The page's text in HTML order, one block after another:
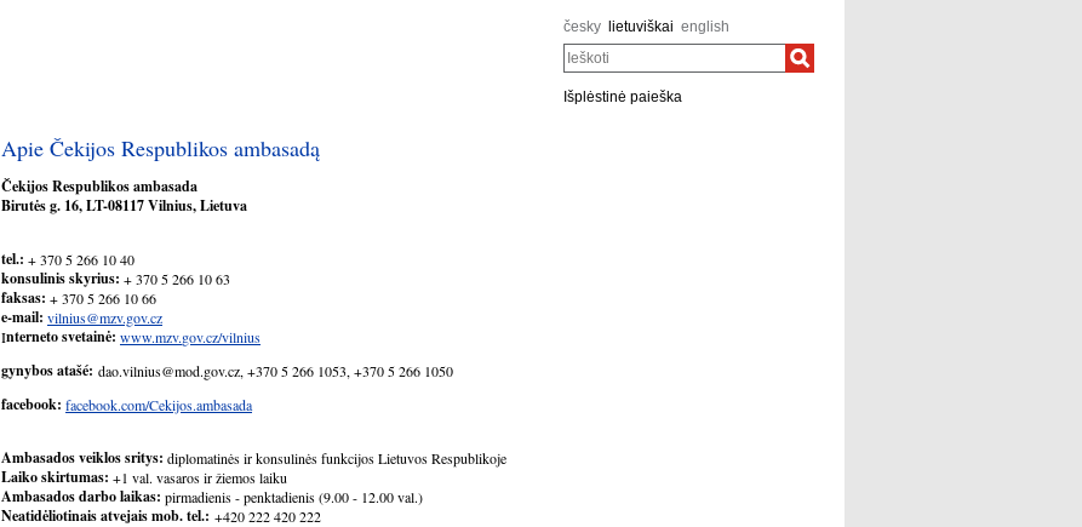
česky lietuviškai english
Ieškoti
Išplėstinė paieška
Apie Čekijos Respublikos ambasadą
Čekijos Respublikos ambasada
Birutės g. 16, LT-08117 Vilnius, Lietuva
tel.: + 370 5 266 10 40
konsulinis skyrius: + 370 5 266 10 63
faksas: + 370 5 266 10 66
e-mail: vilnius@mzv.gov.cz
Interneto svetainė: www.mzv.gov.cz/vilnius
gynybos atašé: dao.vilnius@mod.gov.cz, +370 5 266 1053, +370 5 266 1050
facebook: facebook.com/Cekijos.ambasada
Ambasados veiklos sritys: diplomatinės ir konsulinės funkcijos Lietuvos Respublikoje
Laiko skirtumas: +1 val. vasaros ir žiemos laiku
Ambasados darbo laikas: pirmadienis - penktadienis (9.00 - 12.00 val.)
Neatidėliotinais atvejais mob. tel.: +420 222 420 222